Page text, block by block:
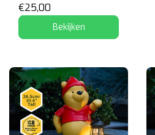
€25,00
Bekijken